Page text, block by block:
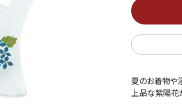
夏のお着物や
上品な紫陽花